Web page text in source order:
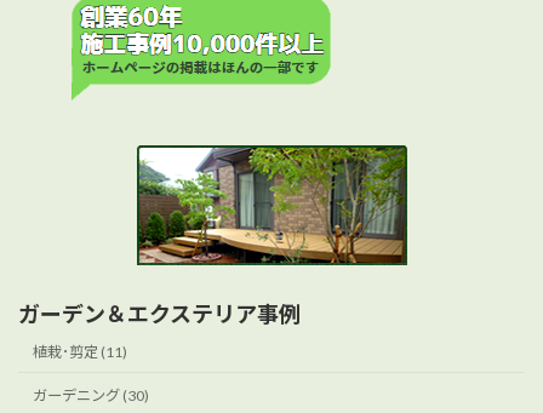
ガーデン＆エクステリア事例
植栽･剪定 (11)
ガーデニング (30)